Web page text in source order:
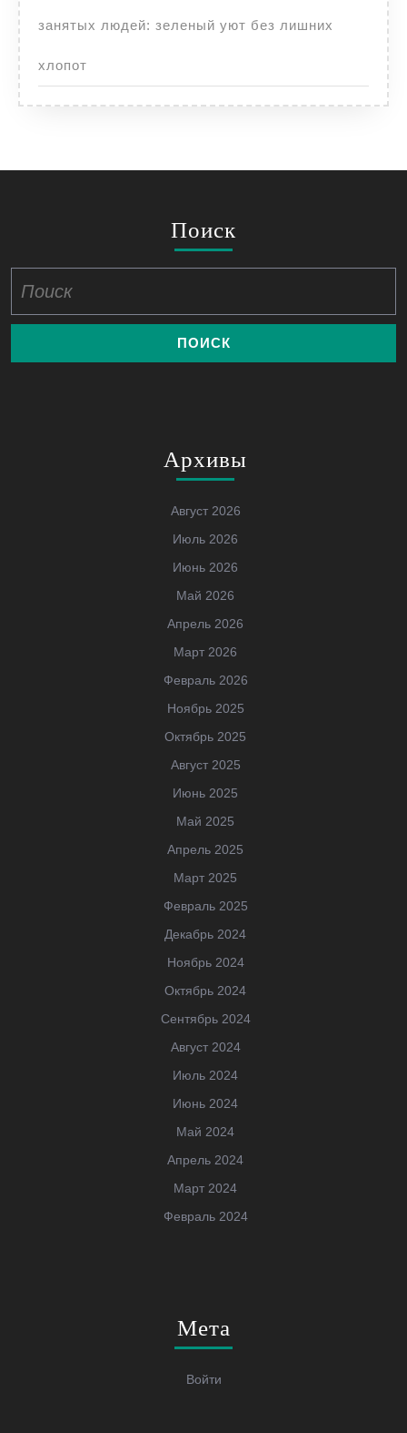
занятых людей: зеленый уют без лишних
хлопот
Поиск
Архивы
Август 2026
Июль 2026
Июнь 2026
Май 2026
Апрель 2026
Март 2026
Февраль 2026
Ноябрь 2025
Октябрь 2025
Август 2025
Июнь 2025
Май 2025
Апрель 2025
Март 2025
Февраль 2025
Декабрь 2024
Ноябрь 2024
Октябрь 2024
Сентябрь 2024
Август 2024
Июль 2024
Июнь 2024
Май 2024
Апрель 2024
Март 2024
Февраль 2024
Мета
Войти